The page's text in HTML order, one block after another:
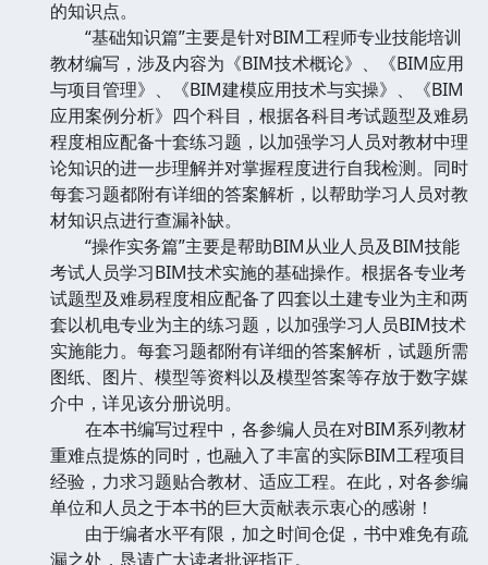
的知识点。
“基础知识篇”主要是针对BIM工程师专业技能培训
教材编写，涉及内容为《BIM技术概论》、《BIM应用
与项目管理》、《BIM建模应用技术与实操》、《BIM
应用案例分析》四个科目，根据各科目考试题型及难易
程度相应配备十套练习题，以加强学习人员对教材中理
论知识的进一步理解并对掌握程度进行自我检测。同时
每套习题都附有详细的答案解析，以帮助学习人员对教
材知识点进行查漏补缺。
“操作实务篇”主要是帮助BIM从业人员及BIM技能
考试人员学习BIM技术实施的基础操作。根据各专业考
试题型及难易程度相应配备了四套以土建专业为主和两
套以机电专业为主的练习题，以加强学习人员BIM技术
实施能力。每套习题都附有详细的答案解析，试题所需
图纸、图片、模型等资料以及模型答案等存放于数字媒
介中，详见该分册说明。
在本书编写过程中，各参编人员在对BIM系列教材
重难点提炼的同时，也融入了丰富的实际BIM工程项目
经验，力求习题贴合教材、适应工程。在此，对各参编
单位和人员之于本书的巨大贡献表示衷心的感谢！
由于编者水平有限，加之时间仓促，书中难免有疏
漏之处，恳请广大读者批评指正。